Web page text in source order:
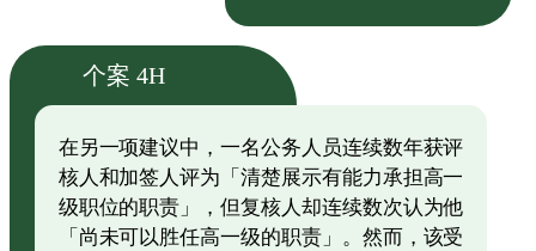
个案 4H
在另一项建议中，一名公务人员连续数年获评
核人和加签人评为「清楚展示有能力承担高一
级职位的职责」，但复核人却连续数次认为他
「尚未可以胜任高一级的职责」。然而，该受